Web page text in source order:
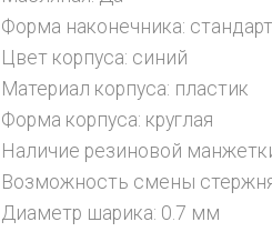
Форма наконечника:
Цвет корпуса: синий
Материал корпуса: пластик
Форма корпуса: круглая
Наличие резиновой
Возможность смены
Диаметр шарика: 0.7 мм